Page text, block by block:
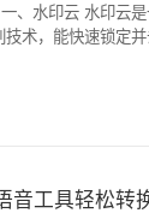
术，能快速锁定
外，还具备图片去
工具轻松转